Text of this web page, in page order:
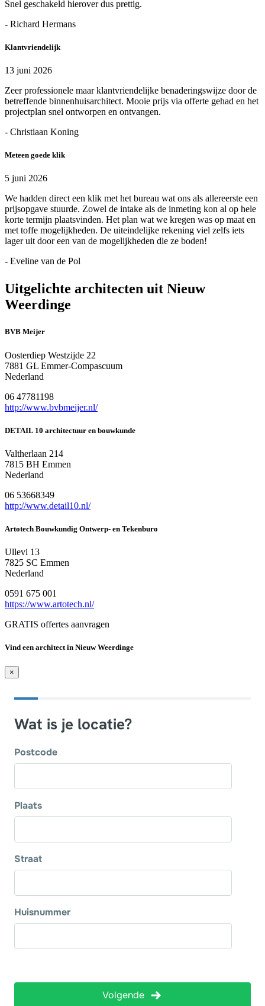
Snel geschakeld hierover dus prettig.
- Richard Hermans
Klantvriendelijk
13 juni 2026
Zeer professionele maar klantvriendelijke benaderingswijze door de
betreffende binnenhuisarchitect. Mooie prijs via offerte gehad en het
projectplan snel ontworpen en ontvangen.
- Christiaan Koning
Meteen goede klik
5 juni 2026
We hadden direct een klik met het bureau wat ons als allereerste een
prijsopgave stuurde. Zowel de intake als de inmeting kon al op hele
korte termijn plaatsvinden. Het plan wat we kregen was op maat en
met toffe mogelijkheden. De uiteindelijke rekening viel zelfs iets
lager uit door een van de mogelijkheden die ze boden!
- Eveline van de Pol
Uitgelichte architecten uit Nieuw
Weerdinge
BVB Meijer
Oosterdiep Westzijde 22
7881 GL Emmer-Compascuum
Nederland
06 47781198
http://www.bvbmeijer.nl/
DETAIL 10 architectuur en bouwkunde
Valtherlaan 214
7815 BH Emmen
Nederland
06 53668349
http://www.detail10.nl/
Artotech Bouwkundig Ontwerp- en Tekenburo
Ullevi 13
7825 SC Emmen
Nederland
0591 675 001
https://www.artotech.nl/
GRATIS offertes aanvragen
Vind een architect in Nieuw Weerdinge
×